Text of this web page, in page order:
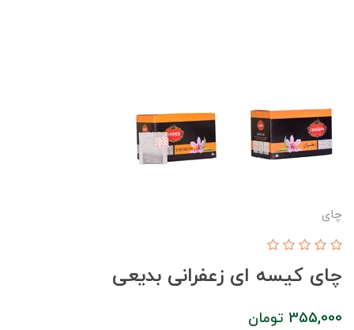
چای
چای کیسه ای زعفرانی بدیعی
355,000 تومان